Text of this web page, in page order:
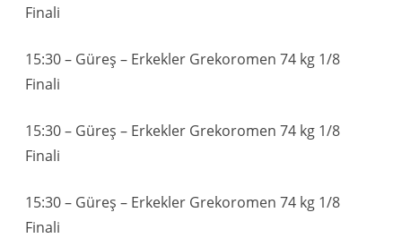
Finali
15:30 – Güreş – Erkekler Grekoromen 74 kg 1/8
Finali
15:30 – Güreş – Erkekler Grekoromen 74 kg 1/8
Finali
15:30 – Güreş – Erkekler Grekoromen 74 kg 1/8
Finali